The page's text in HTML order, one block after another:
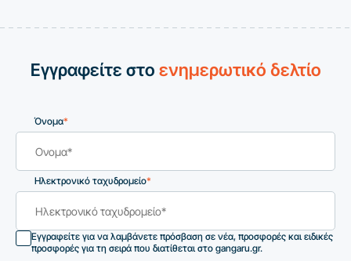
Εγγραφείτε στο ενημερωτικό δελτίο
Όνομα*
Ηλεκτρονικό ταχυδρομείο*
Εγγραφείτε για να λαμβάνετε πρόσβαση σε νέα, προσφορές και ειδικές
προσφορές για τη σειρά που διατίθεται στο gangaru.gr.